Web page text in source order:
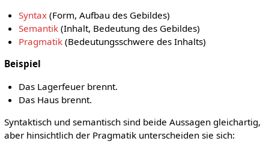
Syntax (Form, Aufbau des Gebildes)
Semantik (Inhalt, Bedeutung des Gebildes)
Pragmatik (Bedeutungsschwere des Inhalts)
Beispiel
Das Lagerfeuer brennt.
Das Haus brennt.
Syntaktisch und semantisch sind beide Aussagen gleichartig,
aber hinsichtlich der Pragmatik unterscheiden sie sich: